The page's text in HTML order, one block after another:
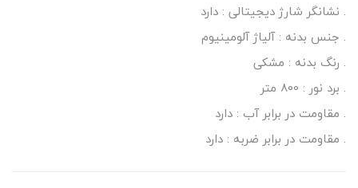
. نشانگر شارژ دیجیتالی : دارد
. جنس بدنه : آلیاژ آلومینیوم
. رنگ بدنه : مشکی
. برد نور : 800 متر
. مقاومت در برابر آب : دارد
. مقاومت در برابر ضربه : دارد